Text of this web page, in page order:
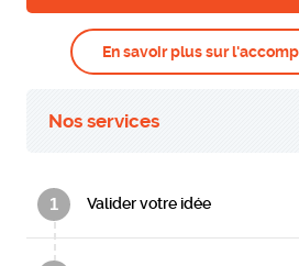
En savoir plus sur
Nos services
1 Valider votre idée